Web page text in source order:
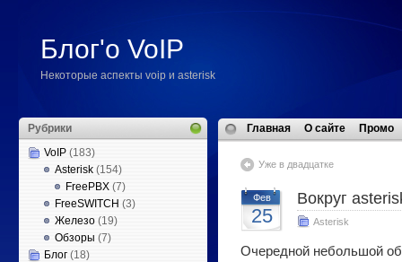
Блог'о VoIP
Некоторые аспекты voip и asterisk
Рубрики
VoIP (183)
Asterisk (154)
FreePBX (7)
FreeSWITCH (3)
Железо (19)
Обзоры (7)
Блог (18)
Главная О сайте Промо
Уже в двадцатке
Фев
25
Вокруг
Asterisk
Очередной небольшой